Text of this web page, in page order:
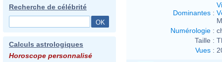
Recherche de célébrité
Calculs astrologiques
Horoscope personnalisé
Dominantes :
Numérologie :
Taille :
Vues :